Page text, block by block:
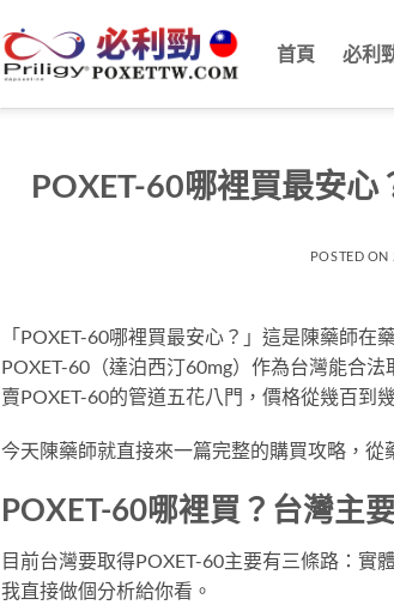
首頁 必利
POXET-60哪裡買最安
POSTED ON
「POXET-60哪裡買最安心？」這是陳藥師
POXET-60（達泊西汀60mg）作為台灣能合
賣POXET-60的管道五花八門，價格從幾百到
今天陳藥師就直接來一篇完整的購買攻略，
POXET-60哪裡買？台灣主
目前台灣要取得POXET-60主要有三條路：實
我直接做個分析給你看。